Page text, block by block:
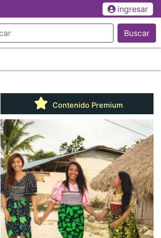
ingresar
Buscar
Contenido Premium